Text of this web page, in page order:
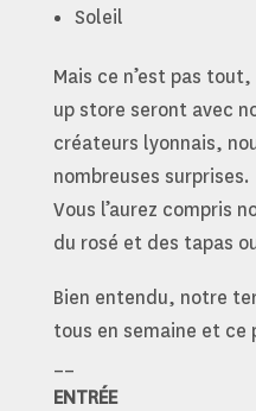
Soleil
Mais ce n’est pas
up store seront avec
créateurs lyonnais,
nombreuses surprises.
Vous l’aurez compris
du rosé et des tapas
Bien entendu, notre
tous en semaine et ce
ENTRÉE